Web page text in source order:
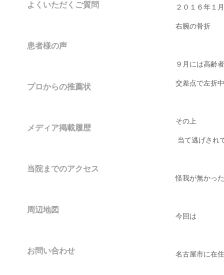
２０１６年１
右腕の骨折
９月には高齢
交差点で左折
その上
当て逃げされ
怪我が無かっ
今回は
名古屋市に在
よくいただくご質問
患者様の声
プロからの推薦状
メディア掲載履歴
当院までのアクセス
周辺地図
お問い合わせ